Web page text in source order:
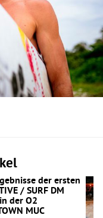
der ersten
/ SURF DM
der O2
MUC